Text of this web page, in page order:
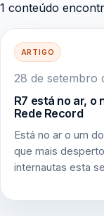
1 conteúdo
ARTIGO
28 de setembro
R7 está no ar, o
Rede Record
Está no ar o um
que mais
internautas esta